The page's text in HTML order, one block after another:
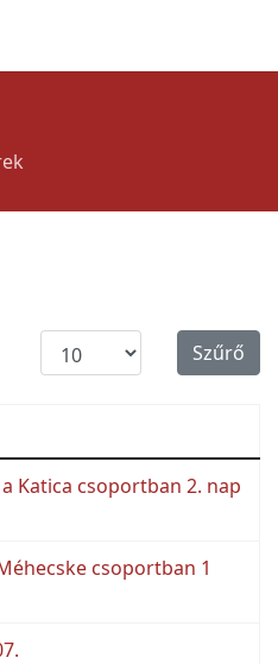
Tételek # Szűrő
Katica csoportban 2. nap
csoportban 1